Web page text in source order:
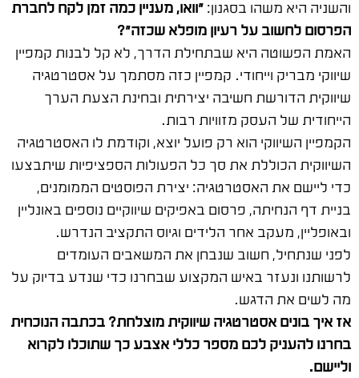
והשניה היא משהו בסגנון:"וואו, מעניין כמה זמן לקח לחברת
הפרסום לחשוב על רעיון מופלא שכזה"?
האמת הפשוטה היא שבתחילת הדרך, לא קל לבנות קמפיין
שיווקי מבריק וייחודי. קמפיין כזה מסתמך על אסטרטגיה
שיווקית הדורשת חשיבה יצירתית ובחינת הצעת הערך
הייחודית של העסק מזוויות רבות.
הקמפיין השיווקי הוא רק פועל יוצא, וקודמת לו האסטרטגיה
השיווקית הכוללת את סך כל הפעולות הספציפיות שיתבצעו
כדי ליישם את האסטרטגיה: יצירת הפוסטים הממומנים,
בניית דף הנחיתה, פרסום באפיקים שיווקיים נוספים באונליין
ובאופליין, מעקב אחר הלידים וגיוס התקציב הנדרש.
לפני שנתחיל, חשוב שנבחן את המשאבים העומדים
לרשותנו ונעזר באיש המקצוע שבחרנו כדי שנדע בדיוק על
מה לשים את הדגש.
אז איך בונים אסטרטגיה שיווקית מוצלחת? בכתבה הנוכחית
בחרנו להעניק לכם מספר כללי אצבע כך שתוכלו לקרוא
וליישם.